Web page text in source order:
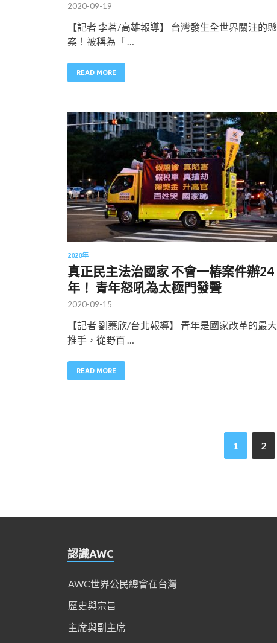
2020-09-19
【記者 李茗/高雄報導】 台灣發生全世界關注的懸
案！被稱為「 …
READ MORE
2020年
真正民主法治國家 不會一樁案件辦24
年！ 青年怒吼為太極門發聲
2020-09-15
【記者 劉蓁欣/台北報導】 青年是國家改革的最大
推手，從野百 …
READ MORE
1 2
認識AWC
AWC世界公民總會在台灣
歷史與宗旨
主席與副主席